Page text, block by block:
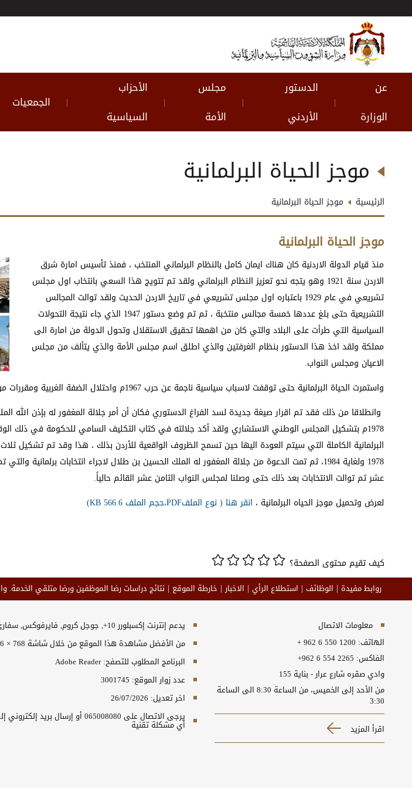
عن
الوزارة
|
الدستور
الأردني
|
مجلس
الأمة
|
الأحزاب
السياسية
| الجمعيات
موجز الحياة البرلمانية
الرئيسية موجز الحياة البرلمانية
موجز الحياة البرلمانية
منذ قيام الدولة الاردنية كان هناك ايمان كامل بالنظام البرلماني المنتخب ، فمنذ تأسيس امارة شرق
الاردن سنة 1921 وهو يتجه نحو تعزيز النظام البرلماني ولقد تم تتويج هذا السعي بانتخاب اول مجلس
تشريعي في عام 1929 باعتباره اول مجلس تشريعي في تاريخ الاردن الحديث ولقد توالت المجالس
التشريعية حتى بلغ عددها خمسة مجالس منتخبة ، ثم تم وضع دستور 1947 الذي جاء نتيجة التحولات
السياسية التي طرأت على البلاد والتي كان من اهمها تحقيق الاستقلال وتحول الدولة من امارة الى
مملكة ولقد اخذ هذا الدستور بنظام الغرفتين والذي اطلق اسم مجلس الأمة والذي يتألف من مجلس
الاعيان ومجلس النواب.
واستمرت الحياة البرلمانية حتى توقفت لاسباب سياسية ناجمة عن حرب 1967م واحتلال الضفة الغربية ومقررات مؤتمر الرباط لعام 1974م،
وانطلاقا من ذلك فقد تم اقرار صيغة جديدة لسد الفراغ الدستوري فكان أن أمر جلالة المغفور له بإذن
1978م بتشكيل المجلس الوطني الاستشاري ولقد أكد جلالته في كتاب التكليف السامي للحكومة في ذلك
البرلمانية الكاملة التي سيتم العودة اليها حين تسمح الظروف الواقعية للأردن بذلك ، هذا وقد تم تشكيل
1978 ولغاية 1984، ثم تمت الدعوة من جلالة المغفور له الملك الحسين بن طلال لاجراء انتخابات
عشر ثم توالت الانتخابات بعد ذلك حتى وصلنا لمجلس النواب الثامن عشر القائم حالياً.
لعرض وتحميل موجز الحياه البرلمانية ، انقر هنا ( نوع الملفPDF،حجم الملف 566.6 KB)
كيف تقيم محتوى الصفحة؟
روابط مفيدة الوظائف استطلاع الرأي الاخبار خارطة الموقع نتائج دراسات رضا الموظفين ورضا متلقي الخدمة.
معلومات الاتصال
الهاتف: + 962 6 550 1200
الفاكس: +962 6 554 2265
وادي صقره شارع عرار - بناية 155
من الأحد إلى الخميس، من الساعة 8:30 الى الساعة
3:30
اقرأ المزيد
يدعم إنترنت إكسبلورر 10+, جوجل كروم, فايرفوكس, سفاري
من الأفضل مشاهدة هذا الموقع من خلال شاشة 768 × 1366
البرنامج المطلوب للتصفح: Adobe Reader
عدد زوار الموقع: 3001745
اخر تعديل: 26/07/2026
أي مشكلة تقنية